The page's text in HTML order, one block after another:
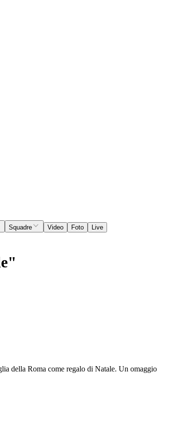
Squadre Video Foto
Live
della Roma come regalo di Natale. Un omaggio